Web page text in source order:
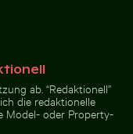
ab. “Redaktionell”
die redaktionelle
Model- oder Property-